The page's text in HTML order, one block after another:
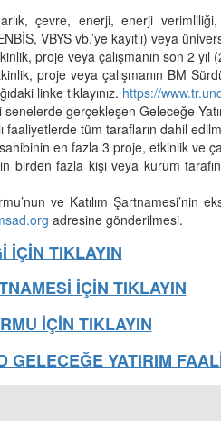
çevre, enerji, enerji
VBYS vb.’ye kayıtlı) veya
proje veya çalışmanın son 2
proje veya çalışmanın BM
linke tıklayınız. https://
gerçekleşen Geleceğe
faaliyetlerde tüm tarafların dahil
en fazla 3 proje, etkinlik ve
birden fazla kişi veya kurum
ve Katılım Şartnamesi’nin
adresine gönderilmesi.
İÇİN TIKLAYIN
İÇİN TIKLAYIN
İÇİN TIKLAYIN
GELECEĞE YATIRIM